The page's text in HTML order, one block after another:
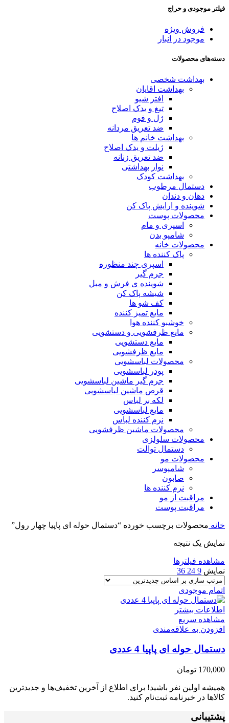
فیلتر موجودی و حراج
فروش ویژه
موجود در انبار
دسته‌های محصولات
بهداشت شخصی
بهداشت اقایان
افتر شیو
تیغ و یدک اصلاح
ژل و فوم
ضد تعریق مردانه
بهداشت خانم ها
ژیلت و یدک اصلاح
ضد تعریق زنانه
نوار بهداشتی
بهداشت کودک
دستمال مرطوب
دهان و دندان
شوینده و ارایش پاک کن
محصولات پوست
اسپری و مام
شامپو بدن
محصولات خانه
پاک کننده ها
اسپری چند منظوره
جرم گیر
شوینده ی فرش و مبل
شیشه پاک کن
کف شو ها
مایع تمیز کننده
خوشبو کننده هوا
مایع ظرفشویی و دستشویی
مایع دستشویی
مایع ظرفشویی
محصولات لباسشویی
پودر لباسشویی
جرم گیر ماشین لباسشویی
قرص ماشین لباسشویی
لکه بر لباس
مایع لباسشویی
نرم کننده لباس
محصولات ماشین ظرفشویی
محصولات سلولزی
دستمال توالت
محصولات مو
شامپوسر
صابون
نرم کننده ها
مراقبت از مو
مراقبت پوست
خانه محصولات برچسب خورده “دستمال حوله ای پاپیا چهار رول”
نمایش یک نتیجه
مشاهده فیلترها
نمایش 9
24
36
اتمام موجودی
اطلاعات بیشتر
مشاهده سریع
افزودن به علاقه‌مندی
دستمال حوله ای پاپیا 4 عددی
170,000 تومان
همیشه اولین نفر باشید! برای اطلاع از آخرین تخفیف‌ها و جدیدترین
کالاها در خبرنامه ثبت‌نام کنید.
پشتیبانی